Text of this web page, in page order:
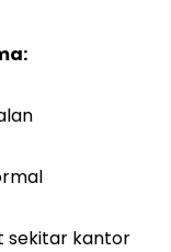
sekitar kantor